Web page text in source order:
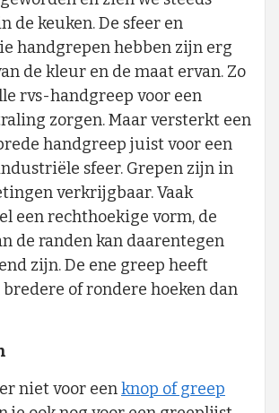
de keuken. De sfeer en
handgrepen hebben zijn erg
de kleur en de maat ervan. Zo
rvs-handgreep voor een
zorgen. Maar versterkt een
handgreep juist voor een
sfeer. Grepen zijn in
verkrijgbaar. Vaak
een rechthoekige vorm, de
de randen kan daarentegen
zijn. De ene greep heeft
of rondere hoeken dan
niet voor eenknop of greep